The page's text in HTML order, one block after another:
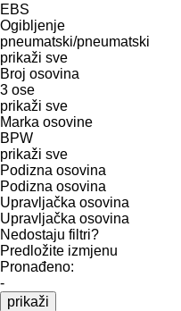
EBS
Ogibljenje
pneumatski/pneumatski
prikaži sve
Broj osovina
3 ose
prikaži sve
Marka osovine
BPW
prikaži sve
Podizna osovina
Podizna osovina
Upravljačka osovina
Upravljačka osovina
Nedostaju filtri?
Predložite izmjenu
Pronađeno:
-
prikaži